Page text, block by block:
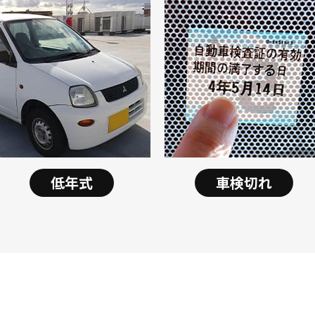
低年式 車検切れ